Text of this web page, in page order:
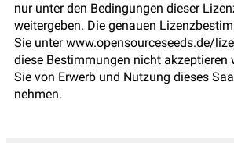
nur unter den Bedingungen dieser
weitergeben. Die genauen
Sie unter www.opensourceseeds.de/
diese Bestimmungen nicht akzeptieren
Sie von Erwerb und Nutzung dieses
nehmen.